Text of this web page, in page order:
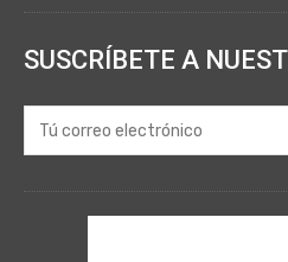
SUSCRÍBETE A